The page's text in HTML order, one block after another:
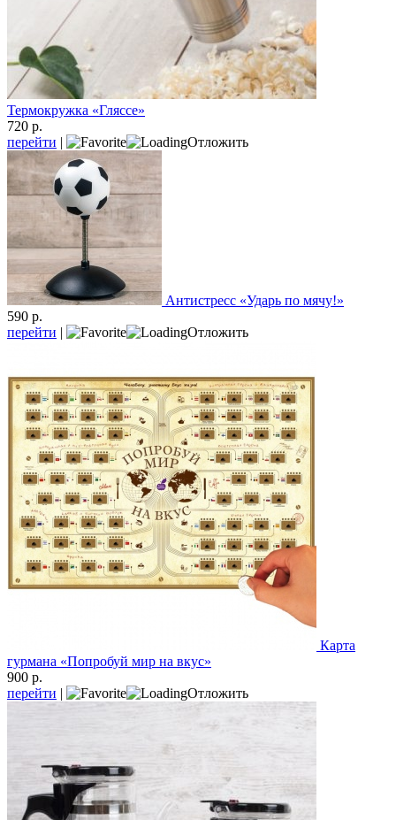
Термокружка «Гляссе»
720 р.
перейти | Отложить
Антистресс «Ударь по мячу!»
590 р.
перейти | Отложить
Карта
гурмана «Попробуй мир на вкус»
900 р.
перейти | Отложить